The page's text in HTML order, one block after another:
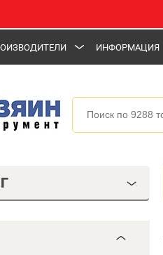
ИНФОРМАЦИЯ